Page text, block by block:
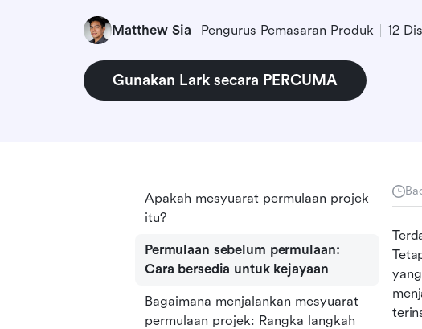
Matthew Sia Pengurus Pemasaran Produk 12
Gunakan Lark secara PERCUMA
Apakah mesyuarat permulaan projek
itu?
Permulaan sebelum permulaan:
Cara bersedia untuk kejayaan
Bagaimana menjalankan mesyuarat
permulaan projek: Rangka langkah